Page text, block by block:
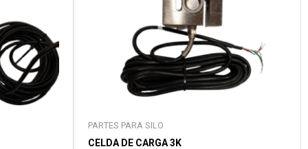
PARTES PARA SILO
CELDA DE CARGA 3K